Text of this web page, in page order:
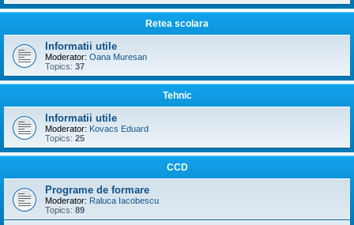
Retea scolara
Informatii utile
Moderator: Oana Muresan
Topics: 37
Tehnic
Informatii utile
Moderator: Kovacs Eduard
Topics: 25
CCD
Programe de formare
Moderator: Raluca Iacobescu
Topics: 89